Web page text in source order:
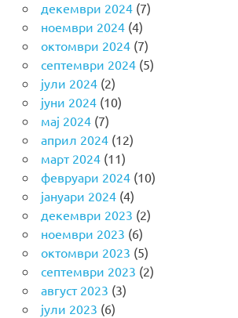
декември 2024(7)
ноември 2024(4)
октомври 2024(7)
септември 2024(5)
јули 2024(2)
јуни 2024(10)
мај 2024(7)
април 2024(12)
март 2024(11)
февруари 2024(10)
јануари 2024(4)
декември 2023 (2)
ноември 2023 (6)
октомври 2023 (5)
септември 2023 (2)
август 2023 (3)
јули 2023 (6)